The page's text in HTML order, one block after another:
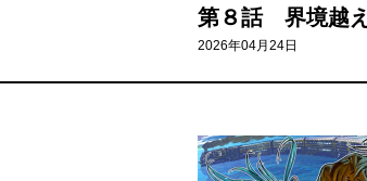
第８話 界境越え
2026年04月24日